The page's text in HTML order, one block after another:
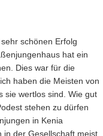
schönen Erfolg
hat ein
Dies war für die
haben die Meisten von
sie wertlos sind. Wie gut
stehen zu dürfen
in Kenia
in der Gesellschaft meist